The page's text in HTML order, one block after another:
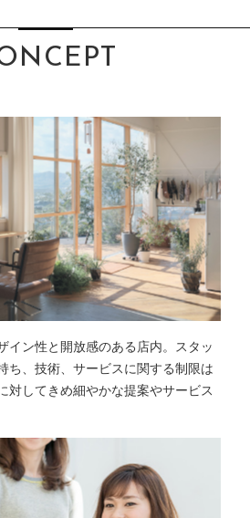
イン性と開放感のある店内。スタッ
ち、技術、サービスに関する制限は
対してきめ細やかな提案やサービス